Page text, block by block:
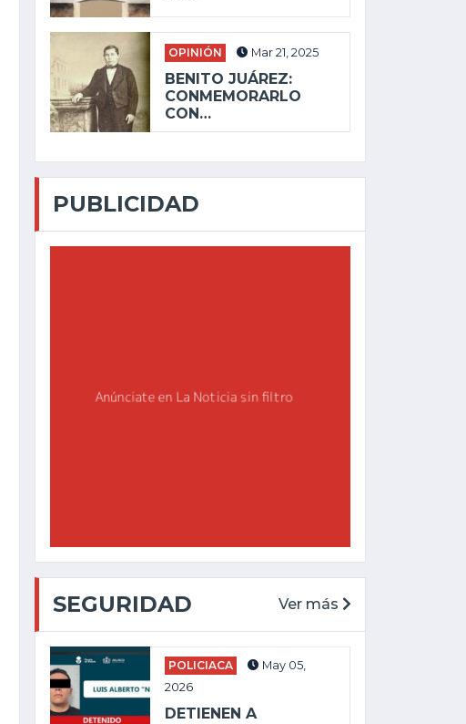
OPINIÓN Mar 21, 2025
BENITO JUÁREZ:
CONMEMORARLO
CON…
PUBLICIDAD
SEGURIDAD Ver más
POLICIACA
May 05,
2026
DETIENEN A